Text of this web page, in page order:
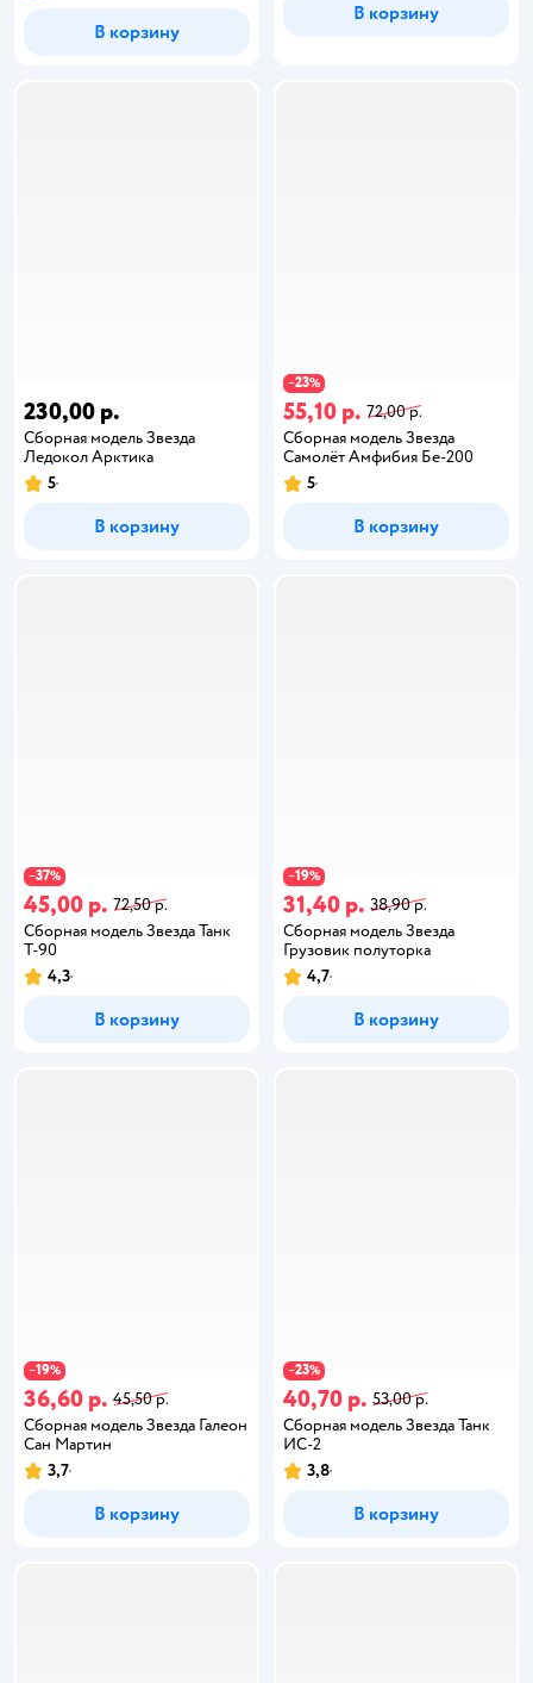
В корзину
В корзину
230,00 р.
Сборная модель Звезда
Ледокол Арктика
5
В корзину
−23%
55,10 р. 72,00 р.
Сборная модель Звезда
Самолёт Амфибия Бе-200
5
В корзину
−37%
45,00 р. 72,50 р.
Сборная модель Звезда Танк
Т-90
4,3
В корзину
−19%
31,40 р. 38,90 р.
Сборная модель Звезда
Грузовик полуторка
4,7
В корзину
−19%
36,60 р. 45,50 р.
Сборная модель Звезда Галеон
Сан Мартин
3,7
В корзину
−23%
40,70 р. 53,00 р.
Сборная модель Звезда Танк
ИС-2
3,8
В корзину